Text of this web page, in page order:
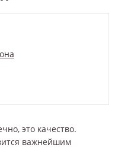
это качество.
важнейшим